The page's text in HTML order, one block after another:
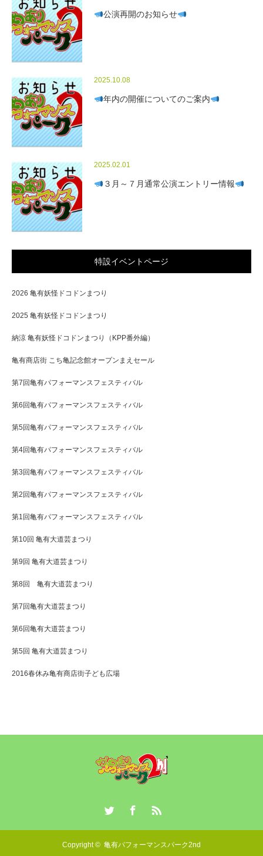
公演再開のお知らせ
2025.10.08
年内の開催についてのご案内
2025.02.01
３月～７月通常公演エントリー情報
特設イベントページ
2026 亀有妖怪ドコドンまつり
2025 亀有妖怪ドコドンまつり
納涼 亀有妖怪ドコドンまつり（KPP番外編）
亀有商店街 こち亀記念館オープンまえセール
第7回亀有パフォーマンスフェスティバル
第6回亀有パフォーマンスフェスティバル
第5回亀有パフォーマンスフェスティバル
第4回亀有パフォーマンスフェスティバル
第3回亀有パフォーマンスフェスティバル
第2回亀有パフォーマンスフェスティバル
第1回亀有パフォーマンスフェスティバル
第10回 亀有大道芸まつり
第9回 亀有大道芸まつり
第8回 亀有大道芸まつり
第7回亀有大道芸まつり
第6回亀有大道芸まつり
第5回 亀有大道芸まつり
2016春休み亀有商店街子ども広場
Copyright © 亀有パフォーマンスパーク2nd